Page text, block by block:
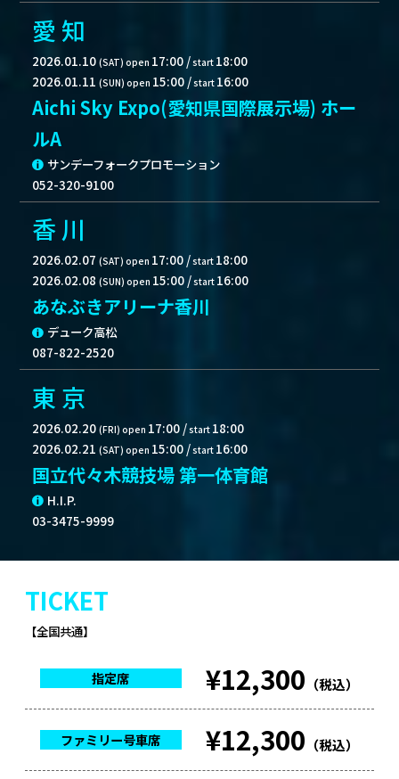
愛 知
2026.01.10 (SAT) open 17:00 /start 18:00
2026.01.11 (SUN) open 15:00 /start 16:00
Aichi Sky Expo(愛知県国際展示場) ホー
ルA
サンデーフォークプロモーション
052-320-9100
香 川
2026.02.07 (SAT) open 17:00 /start 18:00
2026.02.08 (SUN) open 15:00 /start 16:00
あなぶきアリーナ香川
デューク高松
087-822-2520
東 京
2026.02.20 (FRI) open 17:00 /start 18:00
2026.02.21 (SAT) open 15:00 /start 16:00
国立代々木競技場 第一体育館
H.I.P.
03-3475-9999
TICKET
【全国共通】
指定席 ¥12,300 （税込）
ファミリー号車席 ¥12,300 （税込）